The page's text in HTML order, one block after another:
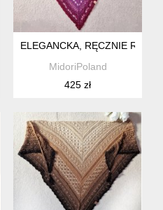
SZAL OMBRE Z KORONKOWYM
ELEGANCKA, RĘCZNIE
MidoriPoland
425 zł